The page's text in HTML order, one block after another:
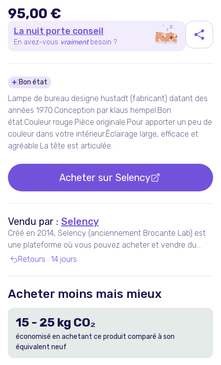
95,00 €
La nuit porte conseil
En avez-vous vraiment besoin ?
Détails du produit
Bon état
Lampe de bureau designe hustadt (fabricant) datant des
années 1970.Conception par klaus hempel.Bon
état.Couleur rouge.Pièce originale.Pour apporter un peu de
couleur dans votre intérieur.Éclairage large, efficace et
agréable.La tête est articulée.
Acheter sur Selency
Vendu par : Selency
Créé en 2014, Selency (anciennement Brocante Lab) est
une plateforme où vous pouvez acheter et vendre du
mobilier et des décorations uniques de seconde main,
Retours : 14 jours
Acheter moins mais mieux
15 - 25 kg CO₂
économisé en achetant ce produit comparé à son
équivalent neuf